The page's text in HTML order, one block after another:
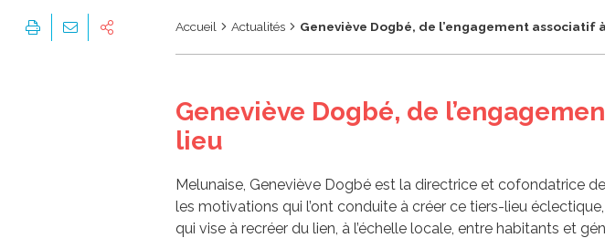
Accueil Actualités Geneviève Dogbé, de l’engagement associatif
Geneviève Dogbé, de
lieu
Melunaise, Geneviève Dogbé est la directrice et cofondatrice
les motivations qui l’ont conduite à créer ce tiers-lieu
qui vise à recréer du lien, à l’échelle locale, entre habitants et